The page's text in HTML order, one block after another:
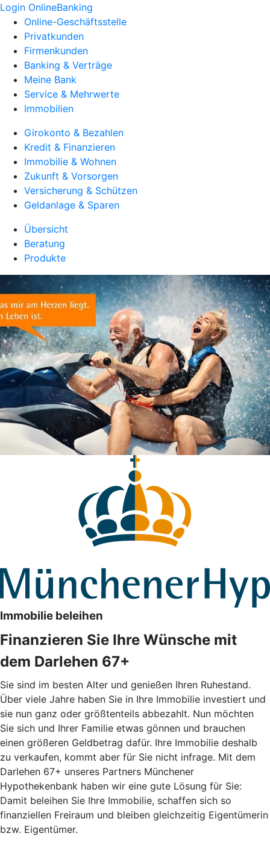
Login OnlineBanking
Online-Geschäftsstelle
Privatkunden
Firmenkunden
Banking & Verträge
Meine Bank
Service & Mehrwerte
Immobilien
Girokonto & Bezahlen
Kredit & Finanzieren
Immobilie & Wohnen
Zukunft & Vorsorgen
Versicherung & Schützen
Geldanlage & Sparen
Übersicht
Beratung
Produkte
Immobilie beleihen
Finanzieren Sie Ihre Wünsche mit
dem Darlehen 67+
Sie sind im besten Alter und genießen Ihren Ruhestand.
Über viele Jahre haben Sie in Ihre Immobilie investiert und
sie nun ganz oder größtenteils abbezahlt. Nun möchten
Sie sich und Ihrer Familie etwas gönnen und brauchen
einen größeren Geldbetrag dafür. Ihre Immobilie deshalb
zu verkaufen, kommt aber für Sie nicht infrage. Mit dem
Darlehen 67+ unseres Partners Münchener
Hypothekenbank haben wir eine gute Lösung für Sie:
Damit beleihen Sie Ihre Immobilie, schaffen sich so
finanziellen Freiraum und bleiben gleichzeitig Eigentümerin
bzw. Eigentümer.